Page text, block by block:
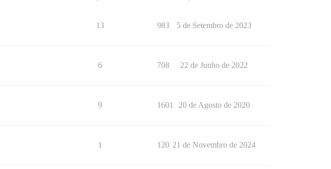
13 983 5 de Setembro de 2023
6 708 22 de Junho de 2022
9 1601 20 de Agosto de 2020
1 120 21 de Novembro de 2024